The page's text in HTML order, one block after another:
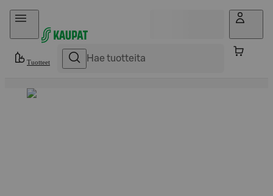
Hyppää sisältöön
Tuotteet